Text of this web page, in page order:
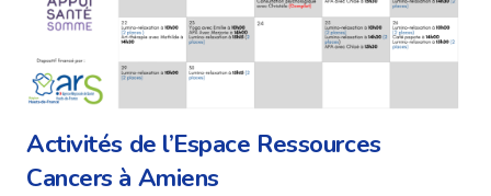
Activités de l’Espace Ressources
Cancers à Amiens